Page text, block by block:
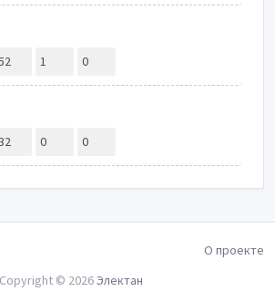
1 0
0 0
О проекте
Copyright © 2026Электан